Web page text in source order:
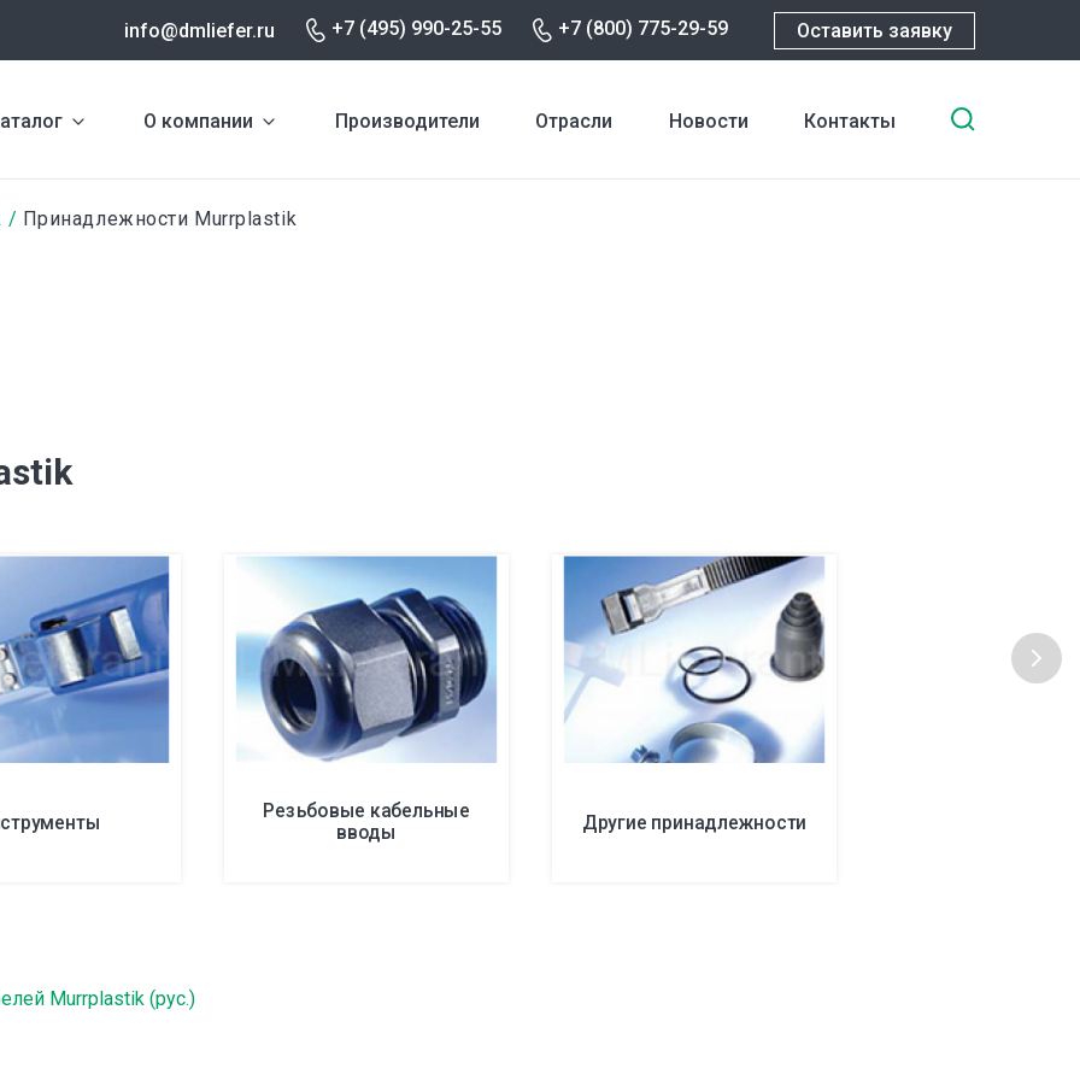
info@dmliefer.ru +7 (495) 990-25-55 +7 (800) 775-29-59 Оставить заявку
О компании Производители Отрасли Новости Контакты
Принадлежности Murrplastik
Резьбовые кабельные
вводы Другие принадлежности
Murrplastik (рус.)